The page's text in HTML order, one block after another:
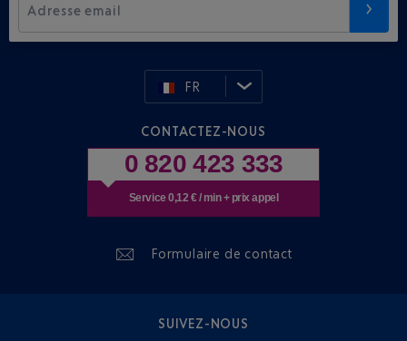
Adresse email
FR
CONTACTEZ-NOUS
0 820 423 333
Service 0,12 € / min + prix appel
Formulaire de contact
SUIVEZ-NOUS